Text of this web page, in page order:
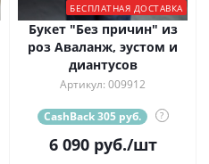
БЕСПЛАТНАЯ ДОСТАВКА
Букет "Без причин" из
роз Аваланж, эустом и
диантусов
Артикул: 009912
CashBack 305 руб. ?
6 090руб./шт